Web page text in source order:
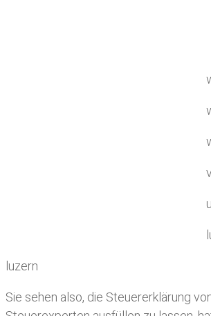
luzern
Sie sehen also, die Steuererklärung